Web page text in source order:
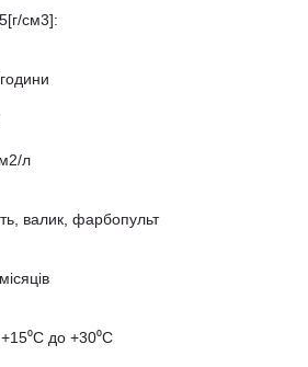
см3]:
л
валик, фарбопульт
+15⁰C до +30⁰C